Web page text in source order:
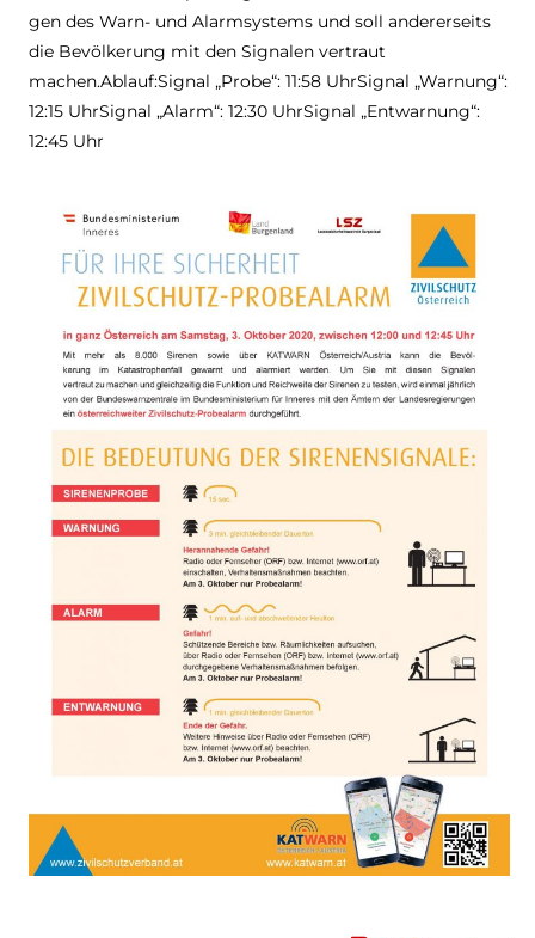
gen des Warn- und Alarm­sys­tems und soll ande­rer­seits
die Bevöl­ke­rung mit den Signa­len ver­traut
machen.Ablauf:Signal „Probe“: 11:58 Uhr­Si­gnal „War­nung“:
12:15 Uhr­Si­gnal „Alarm“: 12:30 Uhr­Si­gnal „Ent­war­nung“:
12:45 Uhr